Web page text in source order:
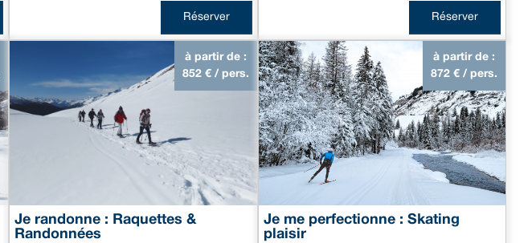
Réserver Réserver
Je randonne : Raquettes &
Randonnées
à partir de :
852 € / pers.
Je me perfectionne : Skating
plaisir
à partir de :
872 € / pers.